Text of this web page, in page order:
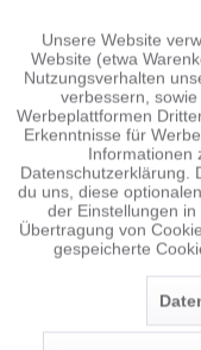
MANFROTTO
WAY LIVE
UVP: 286,00 €
Funktionale
Tracking
Personalisierung
Service
Unsere Website
Website (etwa
Nutzungsverhalten
verbessern,
Werbeplattformen
Erkenntnisse für
Informationen
Datenschutzerklärung.
du uns, diese
der Einstellungen
Übertragung von
gespeicherte